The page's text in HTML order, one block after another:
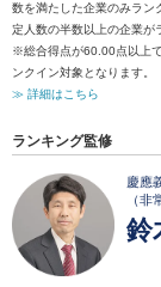
数を満たした企業のみラン
定人数の半数以上の企業が
※総合得点が60.00点以上
ンクイン対象となります。
≫ 詳細はこちら
ランキング監修
慶應
（非
鈴